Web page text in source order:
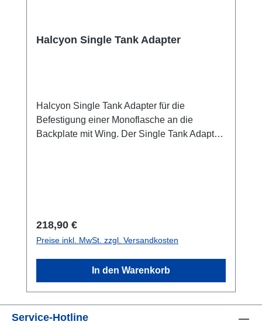
Halcyon Single Tank Adapter
Halcyon Single Tank Adapter für die
Befestigung einer Monoflasche an die
Backplate mit Wing. Der Single Tank Adapter
Regulärer Preis:
218,90 €
Preise inkl. MwSt. zzgl. Versandkosten
In den Warenkorb
Service-Hotline